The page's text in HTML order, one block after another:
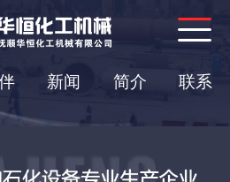
新闻 简介 联系